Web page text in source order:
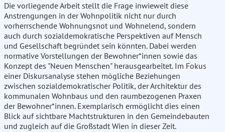
Die vorliegende Arbeit stellt die Frage inwieweit diese
Anstrengungen in der Wohnpolitik nicht nur durch
vorherrschende Wohnungsnot und Wohnelend, sondern
auch durch sozialdemokratische Perspektiven auf Mensch
und Gesellschaft begründet sein könnten. Dabei werden
normative Vorstellungen der Bewohner*innen sowie das
Konzept des "Neuen Menschen" herausgearbeitet. Im Fokus
einer Diskursanalyse stehen mögliche Beziehungen
zwischen sozialdemokratischer Politik, der Architektur des
kommunalen Wohnbaus und den raumbezogenen Praxen
der Bewohner*innen. Exemplarisch ermöglicht dies einen
Blick auf sichtbare Machtstrukturen in den Gemeindebauten
und zugleich auf die Großstadt Wien in dieser Zeit.